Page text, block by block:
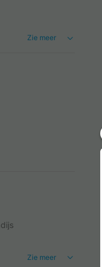
Zie meer
Zie meer